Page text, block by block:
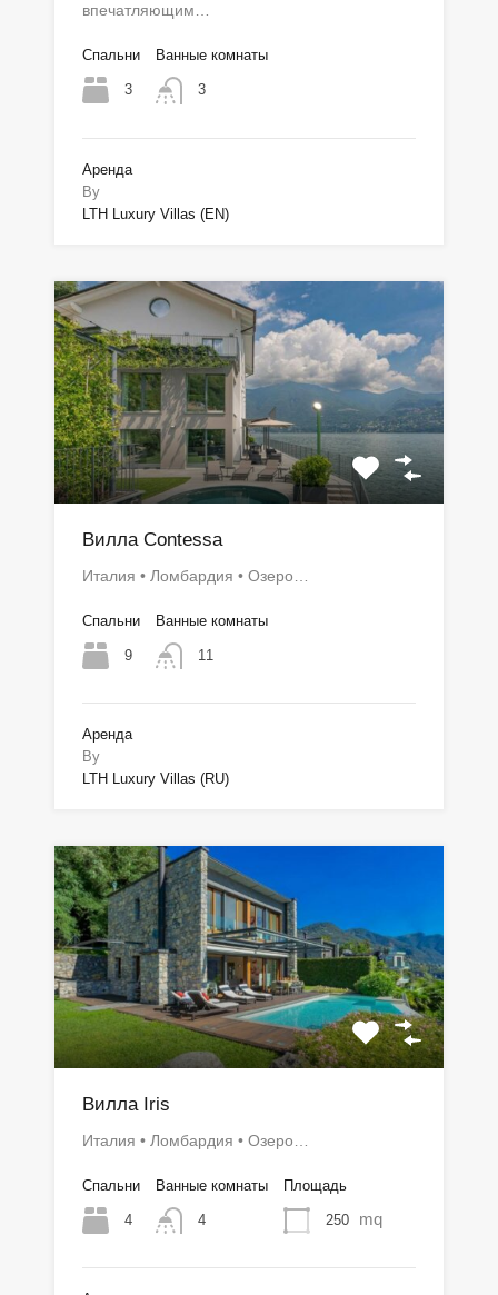
впечатляющим…
Спальни
3
Ванные комнаты
3
Аренда
By
LTH Luxury Villas (EN)
Вилла Contessa
Италия • Ломбардия • Озеро…
Спальни
9
Ванные комнаты
11
Аренда
By
LTH Luxury Villas (RU)
Вилла Iris
Италия • Ломбардия • Озеро…
Спальни
4
Ванные комнаты
4
Площадь
250 mq